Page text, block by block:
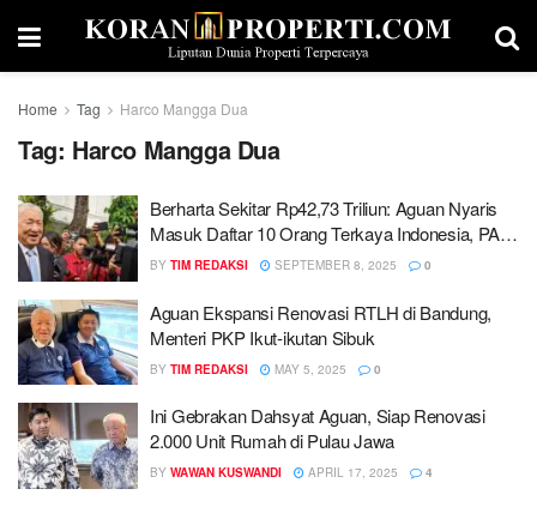
Home Tag Harco Mangga Dua
Tag: Harco Mangga Dua
Berharta Sekitar Rp42,73 Triliun: Aguan Nyaris
Masuk Daftar 10 Orang Terkaya Indonesia, PANI
Siap Borong Saham CBDK
BY TIM REDAKSI SEPTEMBER 8, 2025 0
Aguan Ekspansi Renovasi RTLH di Bandung,
Menteri PKP Ikut-ikutan Sibuk
BY TIM REDAKSI MAY 5, 2025 0
Ini Gebrakan Dahsyat Aguan, Siap Renovasi
2.000 Unit Rumah di Pulau Jawa
BY WAWAN KUSWANDI APRIL 17, 2025 4